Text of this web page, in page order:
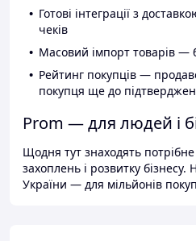
Готові інтеграції з
чеків
Масовий імпорт товарів —
Рейтинг покупців —
покупця ще до
Prom — для людей і
Щодня тут знаходять
захоплень і розвитку
України — для мільйонів